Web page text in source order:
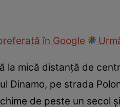
în Google
la mică distanță de
Dinamo, pe strada
de peste un secol